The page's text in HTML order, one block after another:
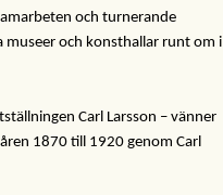
och turnerande
museer och konsthallar runt om i
Carl Larsson – vänner
1870 till 1920 genom Carl